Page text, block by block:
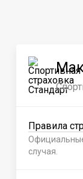
Правила
Официальные
случая.